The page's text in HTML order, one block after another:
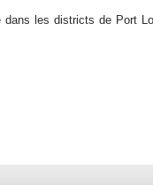
les districts de Port